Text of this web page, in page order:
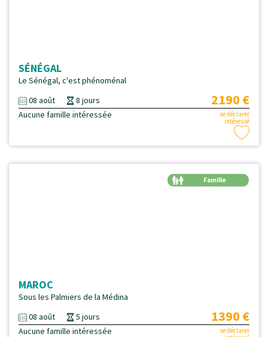
SÉNÉGAL
Le Sénégal, c'est phénoménal
08 août
8 jours 2190 €
Aucune famille intéressée
se déclarer
intéressé
Famille
MAROC
Sous les Palmiers de la Médina
08 août
5 jours 1390 €
Aucune famille intéressée
se déclarer